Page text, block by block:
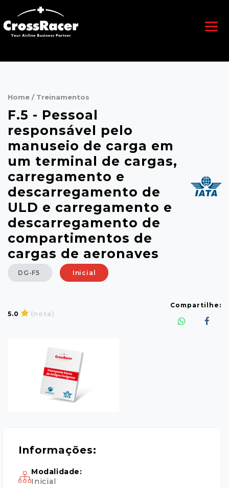
Home / Treinamentos
F.5 - Pessoal
responsável pelo
manuseio de carga em
um terminal de cargas,
carregamento e
descarregamento de
ULD e carregamento e
descarregamento de
compartimentos de
cargas de aeronaves
DG-F5 Inicial
5.0 (nota)
Compartilhe:
Informações:
Modalidade:
Inicial